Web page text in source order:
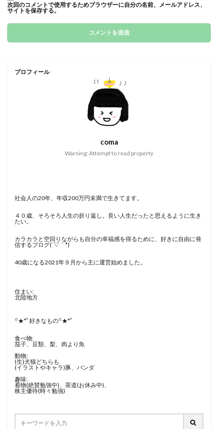
次回のコメントで使用するためブラウザーに自分の名前、メールアドレス、
サイトを保存する。
プロフィール
coma
Warning: Attempt to read property
社会人の20年、年収200万円未満で生きてます。
４０歳、そろそろ人生の折り返し。良い人生だったと思えるように生き
たい。
カラカラと空回りながらも自分の幸福感を得るために、好きに自由に発
信するブログ(´▽｀*)
40歳になる2021年９月から主に運営始めました。
住まい:
北陸地方
꙳★*ﾟ好きなもの꙳★*ﾟ
食べ物:
茄子、豆類、梨、肉より魚
動物:
(生)犬猫どちらも
(イラストやキャラ)豚、パンダ
趣味:
着物(絶賛勉強中)、茶道(お休み中)、
株主優待(時々勉強)